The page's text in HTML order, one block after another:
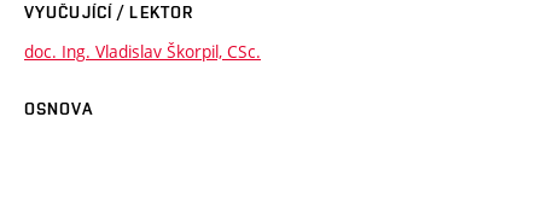
VYUČUJÍCÍ / LEKTOR
doc. Ing. Vladislav Škorpil, CSc.
OSNOVA